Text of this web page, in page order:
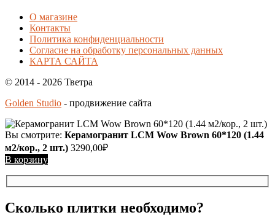
О магазине
Контакты
Политика конфиденциальности
Согласие на обработку персональных данных
КАРТА САЙТА
© 2014 - 2026 Тветра
Golden Studio - продвижение сайта
Вы смотрите: Керамогранит LCM Wow Brown 60*120 (1.44
м2/кор., 2 шт.) 3290,00₽
В корзину
Сколько плитки необходимо?